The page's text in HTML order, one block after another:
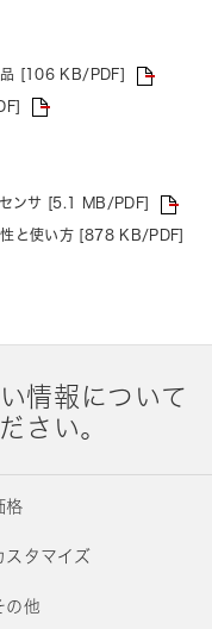
品 [106 KB/PDF]
ンサ [5.1 MB/PDF]
と使い方 [878 KB/PDF]
情報について
さい。
格
スタマイズ
の他